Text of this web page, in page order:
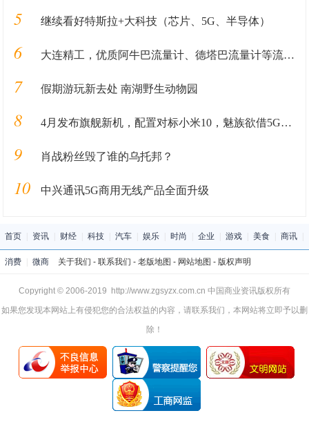
5 继续看好特斯拉+大科技（芯片、5G、半导体）
6 大连精工，优质阿牛巴流量计、德塔巴流量计等流量测量装置
7 假期游玩新去处 南湖野生动物园
8 4月发布旗舰新机，配置对标小米10，魅族欲借5G市场“翻身”？
9 肖战粉丝毁了谁的乌托邦？
10 中兴通讯5G商用无线产品全面升级
首页 资讯 财经 科技 汽车 娱乐 时尚 企业 游戏 美食 商讯
消费 微商 关于我们 - 联系我们 - 老版地图 - 网站地图 - 版权声明
Copyright © 2006-2019 http://www.zgsyzx.com.cn 中国商业资讯版权所有
如果您发现本网站上有侵犯您的合法权益的内容，请联系我们，本网站将立即予以删
除！